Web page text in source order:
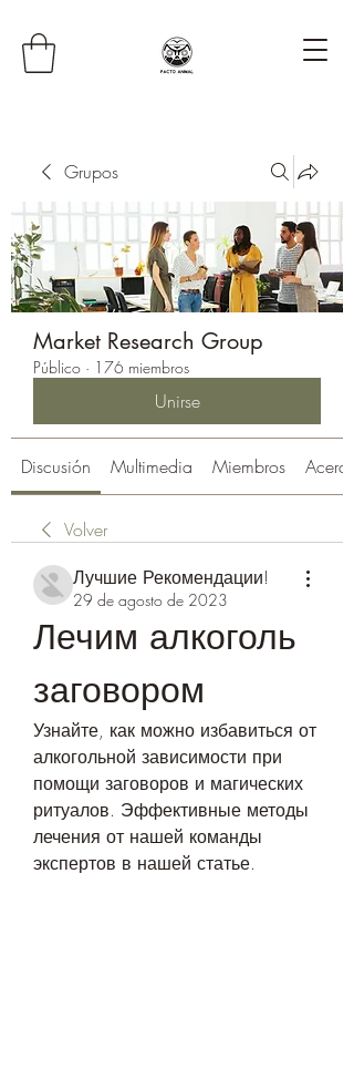
Grupos
Market Research Group
Público · 176 miembros
Unirse
Discusión Multimedia Miembros Acerca
Volver
Лучшие Рекомендации!
29 de agosto de 2023
Лечим алкоголь
заговором
Узнайте, как можно избавиться от
алкогольной зависимости при
помощи заговоров и магических
ритуалов. Эффективные методы
лечения от нашей команды
экспертов в нашей статье.